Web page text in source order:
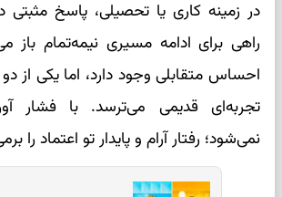
در زمینه کاری یا تحصیلی، پاسخ مثبتی
راهی برای ادامه مسیری نیمه‌تمام
احساس متقابلی وجود دارد، اما یکی از دو
تجربه‌ای قدیمی می‌ترسد. با فشار
نمی‌شود؛ رفتار آرام و پایدار تو اعتماد را